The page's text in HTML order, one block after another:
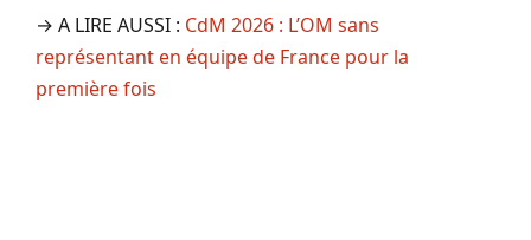
→ A LIRE AUSSI : CdM 2026 : L’OM sans
représentant en équipe de France pour la
première fois